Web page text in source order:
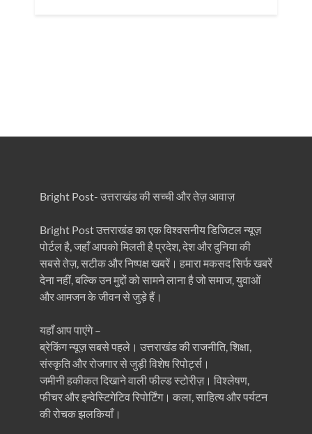
Bright Post- उत्तराखंड की सच्ची और तेज़ आवाज़
Bright Post उत्तराखंड का एक विश्वसनीय डिजिटल न्यूज़
पोर्टल है, जहाँ आपको मिलती है प्रदेश, देश और दुनिया की
सबसे तेज़, सटीक और निष्पक्ष खबरें। हमारा मकसद सिर्फ खबरें
देना नहीं, बल्कि उन मुद्दों को सामने लाना है जो समाज, युवाओं
और आमजन के जीवन से जुड़े हैं।
यहाँ आप पाएंगे –
ब्रेकिंग न्यूज़ सबसे पहले। उत्तराखंड की राजनीति, शिक्षा,
संस्कृति और रोजगार से जुड़ी विशेष रिपोर्ट्स।
जमीनी हकीकत दिखाने वाली फील्ड स्टोरीज़। विश्लेषण,
फीचर और इन्वेस्टिगेटिव रिपोर्टिंग। कला, साहित्य और पर्यटन
की रोचक झलकियाँ।